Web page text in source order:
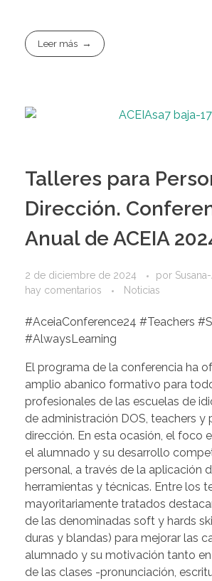
Leer más
Talleres para
Dirección.
Anual de ACEIA
2 de diciembre de 2024 por
hay comentarios
Noticias
#AceiaConference24 #Teachers
#AlwaysLearning
El programa de la conferencia ha
amplio abanico formativo para
profesionales de las escuelas de
de administración DOS, teachers y
dirección. En esta ocasión, el foco
el alumnado y su desarrollo
personal, a través de la aplicación
herramientas y técnicas. Entre los
mayoritariamente tratados
de las denominadas soft y hards
duras y blandas) para mejorar las
alumnado y su motivación tanto
de las clases -pronunciación,